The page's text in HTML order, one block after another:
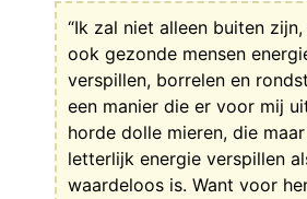
“Ik zal niet alleen buiten
ook gezonde mensen
verspillen, borrelen en
een manier die er voor mij
horde dolle mieren, die
letterlijk energie verspillen
waardeloos is. Want voor